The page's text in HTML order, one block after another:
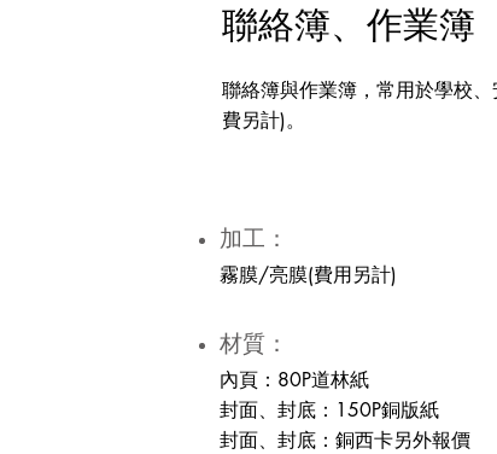
聯絡簿、作業簿
聯絡簿與作業簿，常用於學校
費另計)。
加工：
霧膜/亮膜(費用另計)
材質：
內頁：80P道林紙
封面、封底：150P銅版紙
封面、封底：銅西卡另外報價